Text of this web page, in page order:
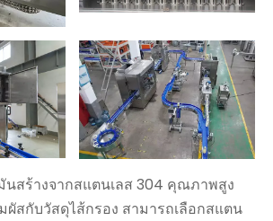
นสร้างจากสแตนเลส 304 คุณภาพสูง
สกับวัสดุไส้กรอง สามารถเลือกสแตน